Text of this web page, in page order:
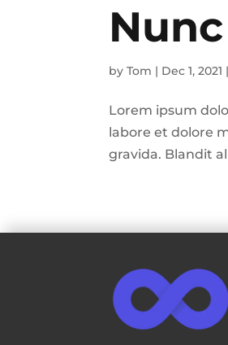
byTom | Dec 1, 2021 |
Lorem ipsum
labore et dolore
gravida. Blandit